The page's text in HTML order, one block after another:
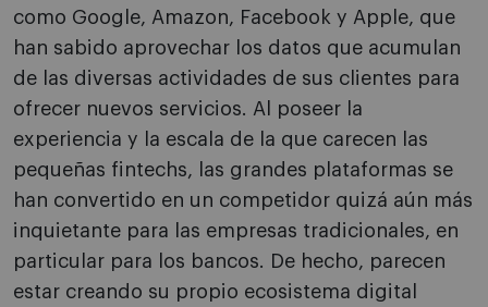
como Google, Amazon, Facebook y Apple, que
han sabido aprovechar los datos que acumulan
de las diversas actividades de sus clientes para
ofrecer nuevos servicios. Al poseer la
experiencia y la escala de la que carecen las
pequeñas fintechs, las grandes plataformas se
han convertido en un competidor quizá aún más
inquietante para las empresas tradicionales, en
particular para los bancos. De hecho, parecen
estar creando su propio ecosistema digital